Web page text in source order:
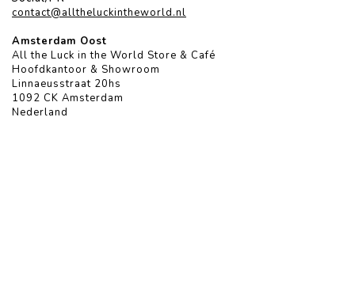
contact@alltheluckintheworld.nl
Amsterdam Oost
All the Luck in the World Store & Café
Hoofdkantoor & Showroom
Linnaeusstraat 20hs
1092 CK Amsterdam
Nederland